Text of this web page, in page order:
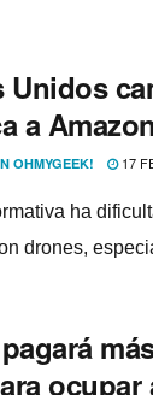
Unidos
a Amazon
OHMYGEEK! 17
ha
drones,